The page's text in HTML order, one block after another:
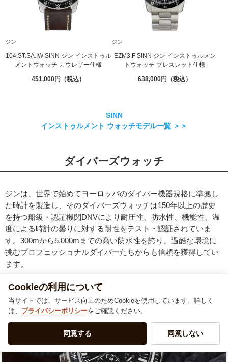
ジン
104.ST.SA.IW SINN ジン インストゥル
メントウォッチ カウレザー仕様
451,000
ジン
EZM3.F SINN ジン インストゥルメン
トウォッチ ブレスレット仕様
638,000
SINN
インストゥルメント ウォッチモデル一覧 ＞＞
ダイバーズウォッチ
ジンは、世界で始めてヨーロッパのダイバー機器規格に準拠し
た時計を製造し、そのダイバーズウォッチは150年以上の歴史
を持つ船級・認証機関DNVにより耐圧性、防水性、機能性、温
度による時計の曇りに対する耐性をテスト・認証されていま
す。300mから5,000mまでの高い防水性を誇り、過酷な環境に
挑むプロフェッショナルダイバーたちからも信頼を獲得してい
ます。
Cookieの利用について
当サイトでは、サービス向上のためCookieを使用しています。詳しく
は、 プライバシーポリシーをご確認ください。
同意する 同意しない